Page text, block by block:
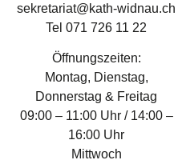
sekretariat@kath-widnau.ch
Tel 071 726 11 22
Öffnungszeiten:
Montag, Dienstag,
Donnerstag & Freitag
09:00 – 11:00 Uhr / 14:00 –
16:00 Uhr
Mittwoch